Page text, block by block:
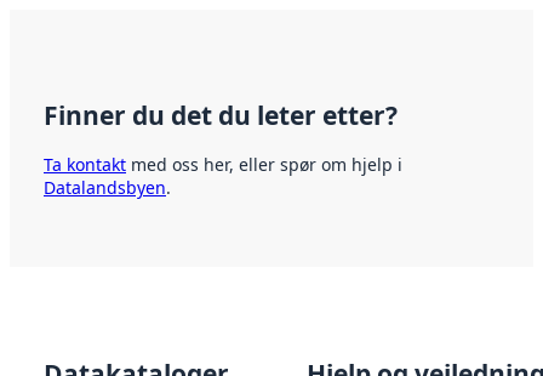
Finner du det du leter etter?
Ta kontakt med oss her, eller spør om hjelp i
Datalandsbyen.